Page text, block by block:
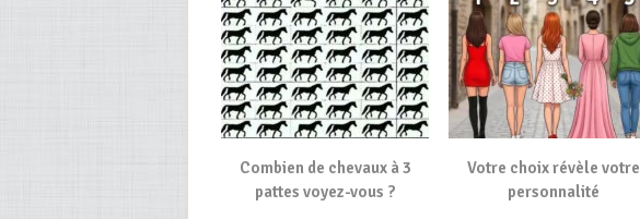
Combien de chevaux à 3
pattes voyez-vous ?
Votre choix révèle votre
personnalité